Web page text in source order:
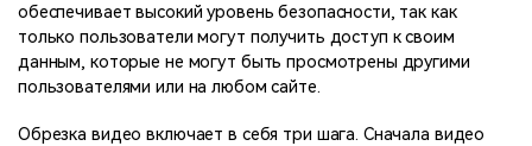
обеспечивает высокий уровень безопасности, так как
только пользователи могут получить доступ к своим
данным, которые не могут быть просмотрены другими
пользователями или на любом сайте.
Обрезка видео включает в себя три шага. Сначала видео